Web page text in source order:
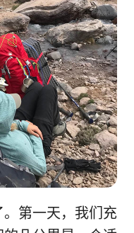
第一天，我们充